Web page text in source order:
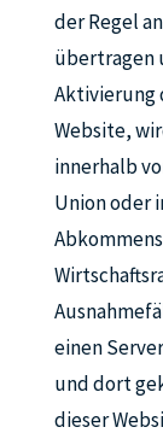
der Regel
übertragen
Aktivierung
Website,
innerhalb
Union oder
einen
und dort
dieser